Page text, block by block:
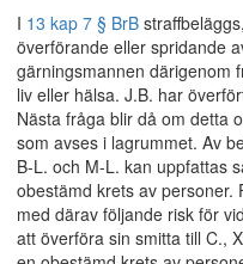
I 13 kap 7 § BrB
överförande eller spridande
gärningsmannen därigenom
liv eller hälsa. J.B. har
Nästa fråga blir då om detta
som avses i lagrummet. Av
B-L. och M-L. kan uppfattas
obestämd krets av personer.
med därav följande risk för
att överföra sin smitta till C.,